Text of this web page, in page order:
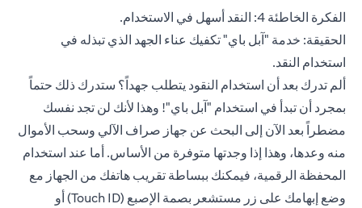
الفكرة الخاطئة 4: النقد أسهل في الاستخدام.
الحقيقة: خدمة "آبل باي" تكفيك عناء الجهد الذي تبذله في
استخدام النقد.
ألم تدرك بعد أن استخدام النقود يتطلب جهداً؟ ستدرك ذلك حتماً
بمجرد أن تبدأ في استخدام "آبل باي"! وهذا لأنك لن تجد نفسك
مضطراً بعد الآن إلى البحث عن جهاز صراف الآلي وسحب الأموال
منه وعدها، وهذا إذا وجدتها متوفرة من الأساس. أما عند استخدام
المحفظة الرقمية، فيمكنك ببساطة تقريب هاتفك من الجهاز مع
وضع إبهامك على زر مستشعر بصمة الإصبع (Touch ID) أو